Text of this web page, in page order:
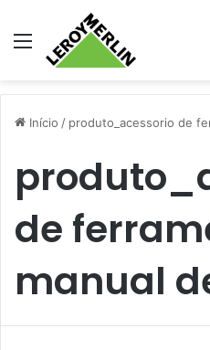
Menu
Início / produto_acessorio de
de
manual